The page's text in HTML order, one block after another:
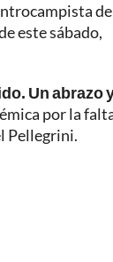
este sábado,
Un abrazo
por la
Pellegrini.